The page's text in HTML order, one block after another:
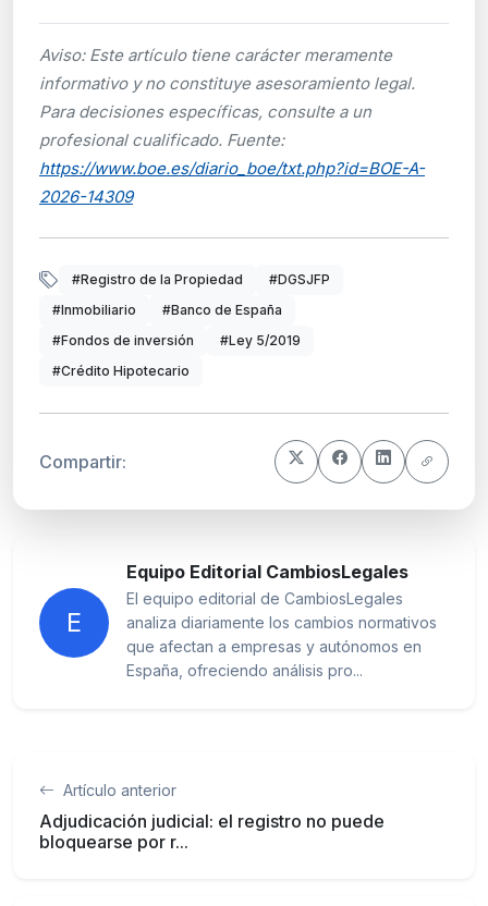
Aviso: Este artículo tiene carácter meramente
informativo y no constituye asesoramiento legal.
Para decisiones específicas, consulte a un
profesional cualificado. Fuente:
https://www.boe.es/diario_boe/txt.php?id=BOE-A-
2026-14309
#Registro de la Propiedad
#DGSJFP
#Inmobiliario
#Banco de España
#Fondos de inversión
#Ley 5/2019
#Crédito Hipotecario
Compartir:
E
Equipo Editorial CambiosLegales
El equipo editorial de CambiosLegales
analiza diariamente los cambios normativos
que afectan a empresas y autónomos en
España, ofreciendo análisis pro...
Artículo anterior
Adjudicación judicial: el registro no puede
bloquearse por r...